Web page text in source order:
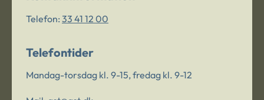
Telefon: 33 41 12 00
Telefontider
Mandag-torsdag kl. 9-15, fredag kl. 9-12